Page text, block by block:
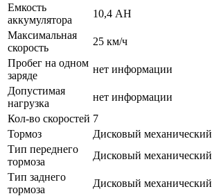
Емкость
аккумулятора
10,4 АН
Максимальная
скорость
25 км/ч
Пробег на одном
заряде
нет информации
Допустимая
нагрузка
нет информации
Кол-во скоростей 7
Тормоз
Дисковый механический
Тип переднего
тормоза
Дисковый механический
Тип заднего
тормоза
Дисковый механический